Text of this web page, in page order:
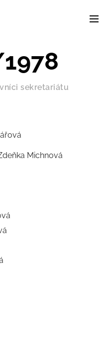
sekretariátu
Michnová